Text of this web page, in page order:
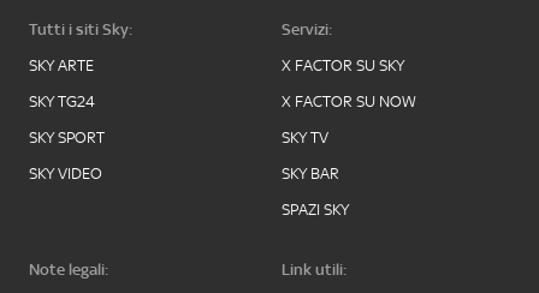
Tutti i siti Sky:
SKY ARTE
SKY TG24
SKY SPORT
SKY VIDEO
Servizi:
X FACTOR SU SKY
X FACTOR SU NOW
SKY TV
SKY BAR
SPAZI SKY
Note legali:
Link utili: